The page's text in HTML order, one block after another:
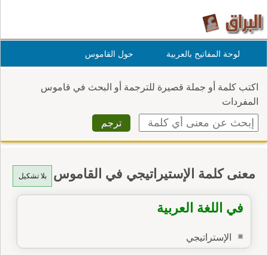
لوحة المفاتيح بالعربية حول القاموس
اكتب كلمة أو جملة قصيرة للترجمة أو البحث في قاموس
المفردات
بلا تشكيل معنى كلمة الإستيراتيجي في القاموس
في اللغة العربية
الإستراتيجي